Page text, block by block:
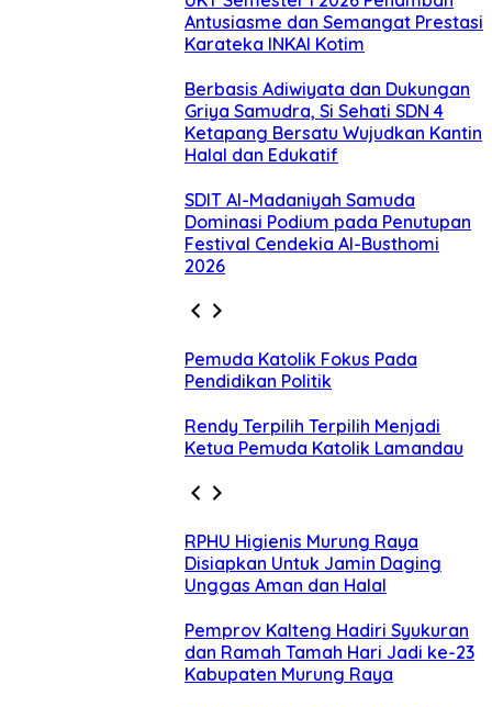
Antusiasme dan Semangat Prestasi
Karateka INKAI Kotim
Berbasis Adiwiyata dan Dukungan
Griya Samudra, Si Sehati SDN 4
Ketapang Bersatu Wujudkan Kantin
Halal dan Edukatif
SDIT Al-Madaniyah Samuda
Dominasi Podium pada Penutupan
Festival Cendekia Al-Busthomi
2026
Pemuda Katolik Fokus Pada
Pendidikan Politik
Rendy Terpilih Terpilih Menjadi
Ketua Pemuda Katolik Lamandau
RPHU Higienis Murung Raya
Disiapkan Untuk Jamin Daging
Unggas Aman dan Halal
Pemprov Kalteng Hadiri Syukuran
dan Ramah Tamah Hari Jadi ke-23
Kabupaten Murung Raya